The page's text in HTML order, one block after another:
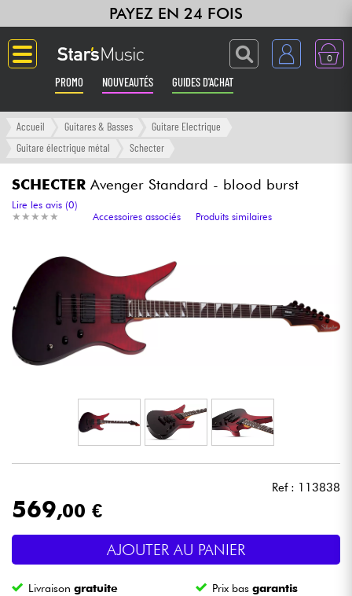
PAYEZ EN 24 FOIS
0
PROMO NOUVEAUTÉS GUIDES D'ACHAT
Langue
Amplis & Effets
Synthés & Sampleurs
Home Studio
Micros & HF
Eclairage
Accueil Guitares & Basses
Guitare Electrique
Guitare électrique métal
Schecter
SCHECTER Avenger Standard - blood burst
★ ★ ★ ★ ★
★ ★ ★ ★ ★
Lire les avis (0)
Accessoires associés
Produits similaires
Ref : 113838
569,00 €
AJOUTER AU PANIER
Livraisongratuite Prix basgarantis